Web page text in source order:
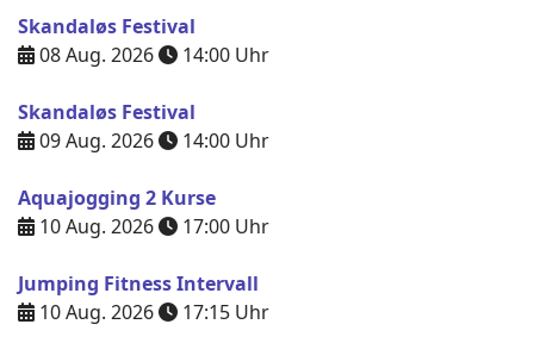
Skandaløs Festival
08 Aug. 2026
14:00 Uhr
Skandaløs Festival
09 Aug. 2026
14:00 Uhr
Aquajogging 2 Kurse
10 Aug. 2026
17:00 Uhr
Jumping Fitness Intervall
10 Aug. 2026
17:15 Uhr